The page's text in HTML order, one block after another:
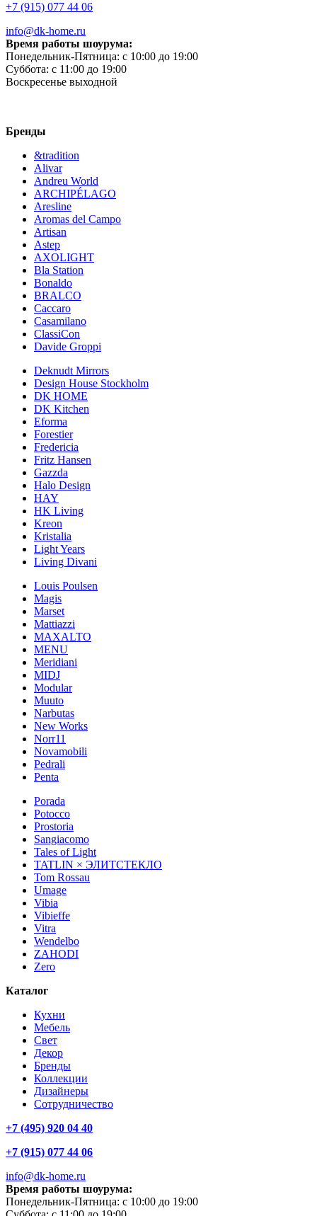
+7 (915) 077 44 06
info@dk-home.ru
Время работы шоурума:
Понедельник-Пятница: c 10:00 до 19:00
Суббота: c 11:00 до 19:00
Воскресенье выходной
Бренды
&tradition
Alivar
Andreu World
ARCHIPÉLAGO
Aresline
Aromas del Campo
Artisan
Astep
AXOLIGHT
Bla Station
Bonaldo
BRALCO
Caccaro
Casamilano
ClassiCon
Davide Groppi
Deknudt Mirrors
Design House Stockholm
DK HOME
DK Kitchen
Eforma
Forestier
Fredericia
Fritz Hansen
Gazzda
Halo Design
HAY
HK Living
Kreon
Kristalia
Light Years
Living Divani
Louis Poulsen
Magis
Marset
Mattiazzi
MAXALTO
MENU
Meridiani
MIDJ
Modular
Muuto
Narbutas
New Works
Norr11
Novamobili
Pedrali
Penta
Porada
Potocco
Prostoria
Sangiacomo
Tales of Light
TATLIN × ЭЛИТСТЕКЛО
Tom Rossau
Umage
Vibia
Vibieffe
Vitra
Wendelbo
ZAHODI
Zero
Каталог
Кухни
Мебель
Свет
Декор
Бренды
Коллекции
Дизайнеры
Сотрудничество
+7 (495) 920 04 40
+7 (915) 077 44 06
info@dk-home.ru
Время работы шоурума:
Понедельник-Пятница: c 10:00 до 19:00